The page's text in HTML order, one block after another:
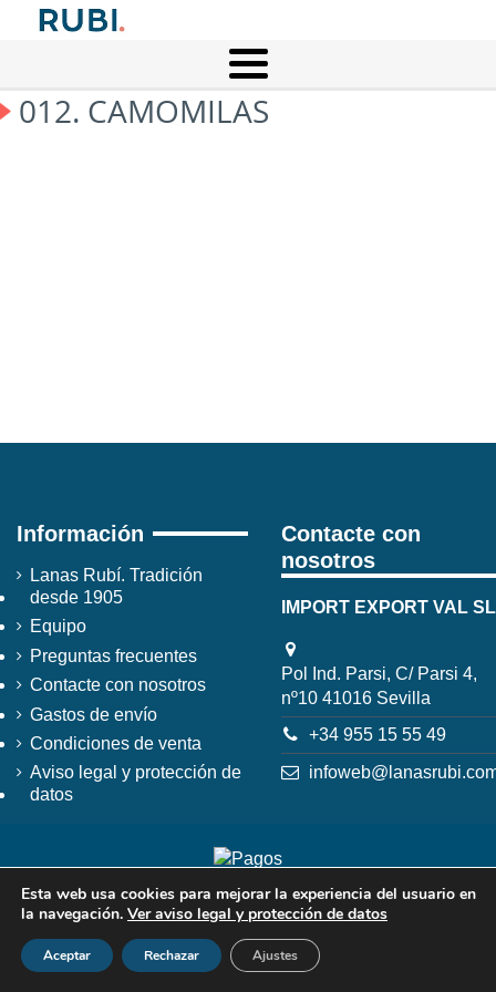
012. CAMOMILAS
Información
Lanas Rubí. Tradición
desde 1905
Equipo
Preguntas frecuentes
Contacte con nosotros
Gastos de envío
Condiciones de venta
Aviso legal y protección de
datos
Contacte con
nosotros
IMPORT EXPORT VAL SL
Pol Ind. Parsi, C/ Parsi 4,
nº10 41016 Sevilla
+34 955 15 55 49
Esta web usa cookies para mejorar la experiencia del usuario en
la navegación. Ver aviso legal y protección de datos
Aceptar Rechazar Ajustes